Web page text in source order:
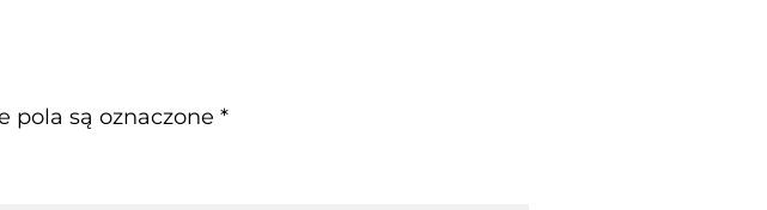
pola są oznaczone *